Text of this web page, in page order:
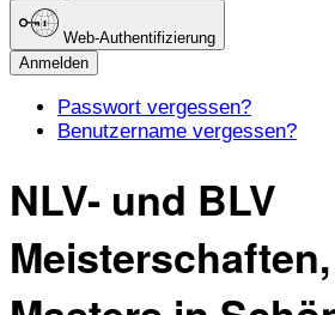
Web-Authentifizierung
Anmelden
Passwort vergessen?
Benutzername vergessen?
NLV- und BLV